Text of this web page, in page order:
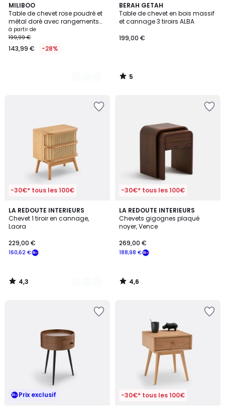
MILIBOO
Table de chevet rose poudré et
métal doré avec rangements
GIANA
à partir de
199,99 €
143,99 € -28%
2
Couleurs
BERAH GETAH
Table de chevet en bois massif
et cannage 3 tiroirs ALBA
199,00 €
5
/
5
5
/
-30€* tous les 100€
LA REDOUTE INTERIEURS
Chevet 1 tiroir en cannage,
Laora
160,62 €
229,00 €
4,3
/ 5
2
Couleurs
4,3
/
-30€* tous les 100€
LA REDOUTE INTERIEURS
Chevets gigognes plaqué
noyer, Vence
188,98 €
269,00 €
4,6
/ 5
4,6
/
Prix exclusif -30€* tous les 100€